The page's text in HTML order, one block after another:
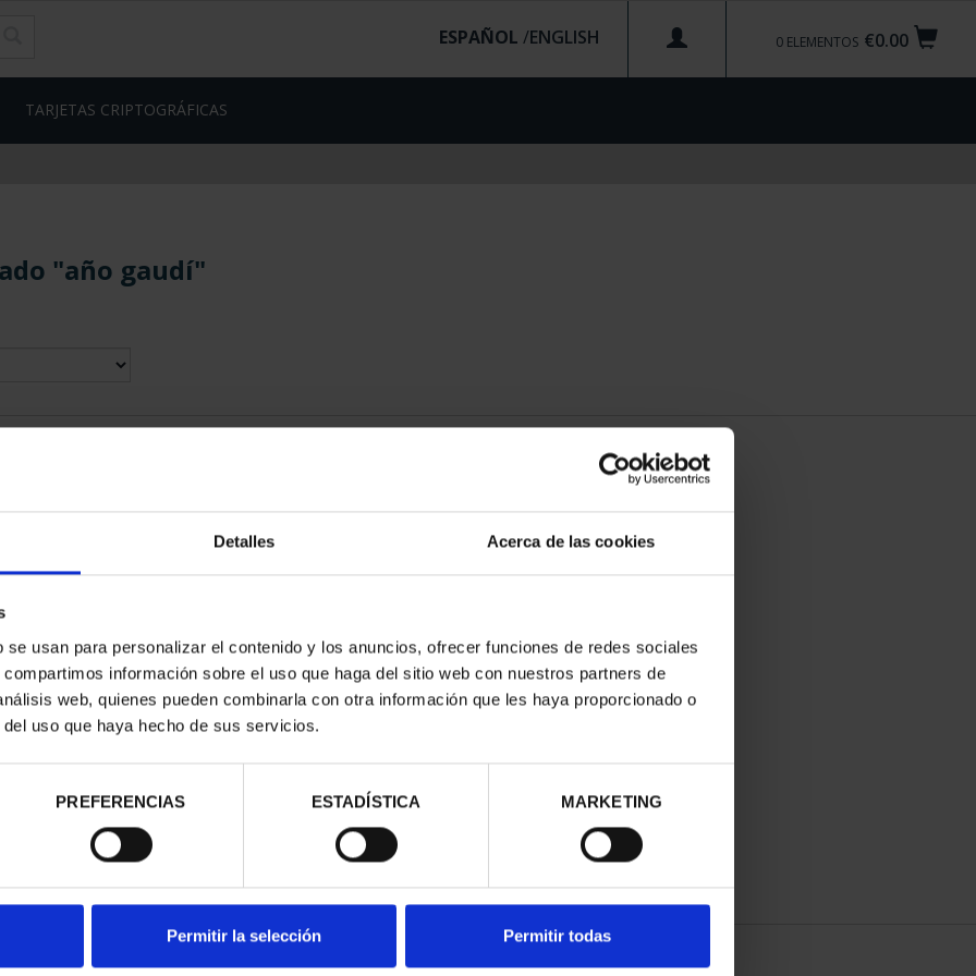
Detalles Acerca de las cookies
usan para personalizar el contenido y los anuncios, ofrecer funciones de redes sociales
información sobre el uso que haga del sitio web con nuestros partners de
web, quienes pueden combinarla con otra información que les haya proporcionado o
uso que haya hecho de sus servicios.
PREFERENCIAS ESTADÍSTICA MARKETING
Permitir la selección Permitir todas
€0.00
0 ELEMENTOS
ESPAÑOL /
TARJETAS CRIPTOGRÁFICAS
"año gaudí"
IX
DE AUS...